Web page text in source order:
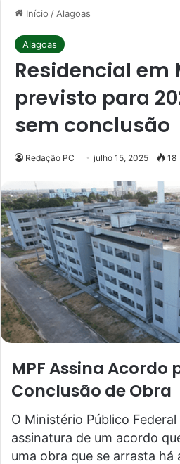
Início / Alagoas
Alagoas
Residencial em
previsto para
sem conclusão
Redação PC julho 15, 2025 18
MPF Assina Acordo
Conclusão de Obra
O Ministério Público
assinatura de um acordo
uma obra que se arrasta há